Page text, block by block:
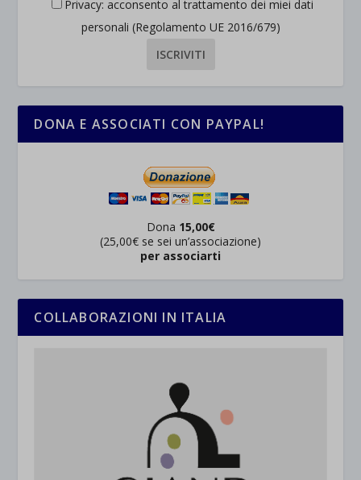
Privacy: acconsento al trattamento dei miei dati
personali (Regolamento UE 2016/679)
DONA E ASSOCIATI CON PAYPAL!
Dona 15,00€
(25,00€ se sei un’associazione)
per associarti
COLLABORAZIONI IN ITALIA